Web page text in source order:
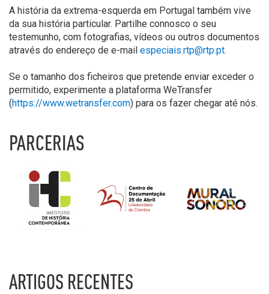
A história da extrema-esquerda em Portugal também vive
da sua história particular. Partilhe connosco o seu
testemunho, com fotografias, vídeos ou outros documentos
através do endereço de e-mail especiais.rtp@rtp.pt.
Se o tamanho dos ficheiros que pretende enviar exceder o
permitido, experimente a plataforma WeTransfer
(https://www.wetransfer.com) para os fazer chegar até nós.
PARCERIAS
ARTIGOS RECENTES